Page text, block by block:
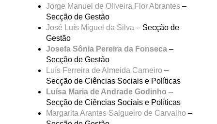
Jorge Manuel de Oliveira Flor Abrantes –
Secção de Gestão
José Luís Miguel da Silva – Secção de
Gestão
Josefa Sônia Pereira da Fonseca –
Secção de Gestão
Luís Ferreira de Almeida Carneiro –
Secção de Ciências Sociais e Políticas
Luísa Maria de Andrade Godinho –
Secção de Ciências Sociais e Políticas
Margarita Arantes Salgueiro de Carvalho –